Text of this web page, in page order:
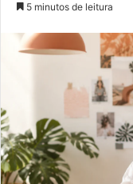
5 minutos de leitura